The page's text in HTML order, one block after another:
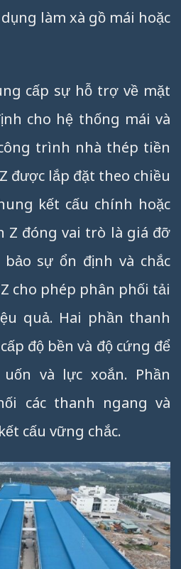
làm xà gồ mái hoặc
cấp sự hỗ trợ về mặt
cho hệ thống mái và
trình nhà thép tiền
được lắp đặt theo chiều
kết cấu chính hoặc
Z đóng vai trò là giá đỡ
sự ổn định và chắc
cho phép phân phối tải
quả. Hai phần thanh
độ bền và độ cứng để
và lực xoắn. Phần
các thanh ngang và
cấu vững chắc.